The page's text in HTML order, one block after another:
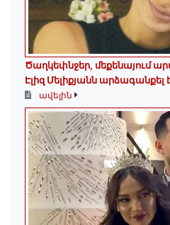
Ծաղկեփնջեր, մեքենայում
Էլիզ Մելիքյանն արձագանքել
ավելին